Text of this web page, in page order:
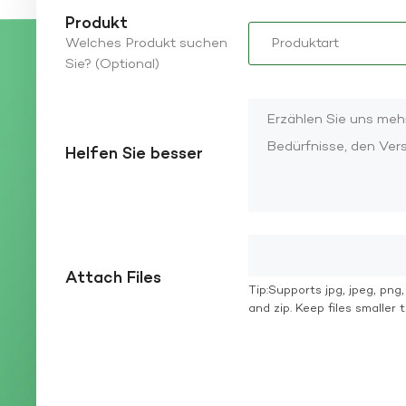
Produkt
Welches Produkt suchen
Sie? (Optional)
Helfen Sie besser
Attach Files
Tip:Supports jpg, jpeg,
and zip. Keep files smaller